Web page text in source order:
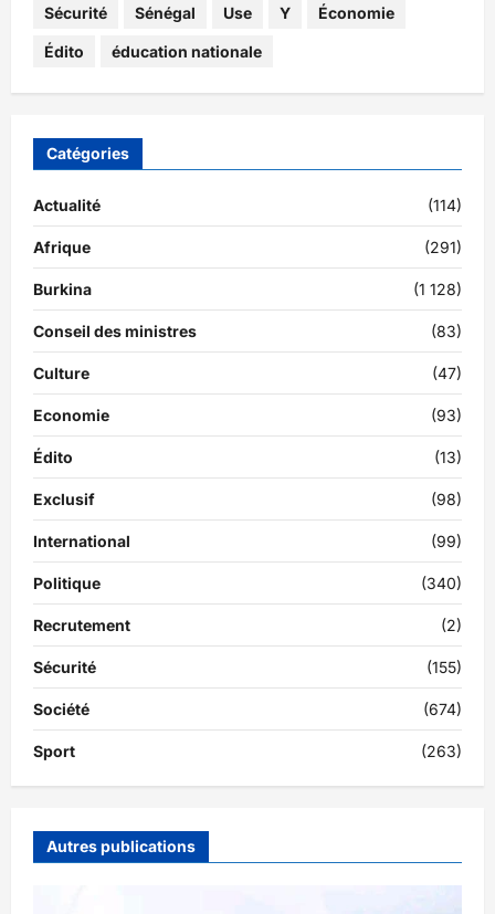
Sécurité Sénégal Use Y Économie
Édito éducation nationale
Catégories
Actualité (114)
Afrique (291)
Burkina (1 128)
Conseil des ministres (83)
Culture (47)
Economie (93)
Édito (13)
Exclusif (98)
International (99)
Politique (340)
Recrutement (2)
Sécurité (155)
Société (674)
Sport (263)
Autres publications